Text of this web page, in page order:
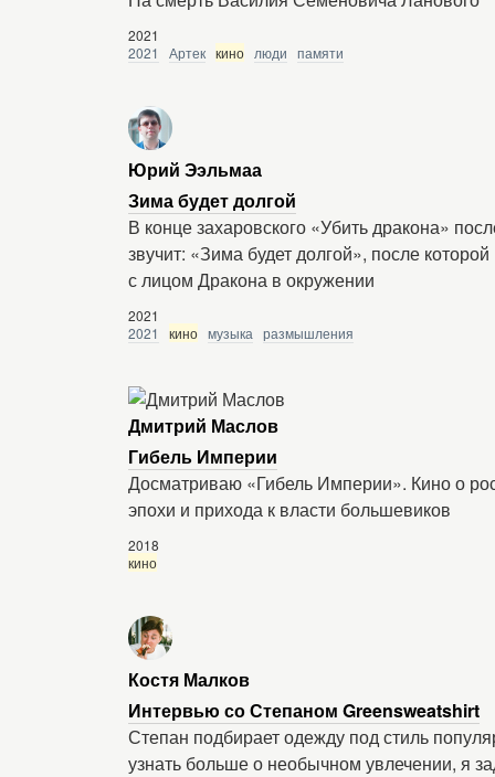
2021
2021
Артек кино люди памяти
Юрий Ээльмаа
Зима будет долгой
В конце захаровского «Убить дракона»
звучит: «Зима будет долгой», после
с лицом Дракона в окружении
2021
2021
кино музыка размышления
Дмитрий Маслов
Гибель Империи
Досматриваю «Гибель Империи». Кино о
эпохи и прихода к власти большевиков
2018
кино
Костя Малков
Интервью со Степаном Greensweatshirt
Степан подбирает одежду под стиль
узнать больше о необычном увлечении, я